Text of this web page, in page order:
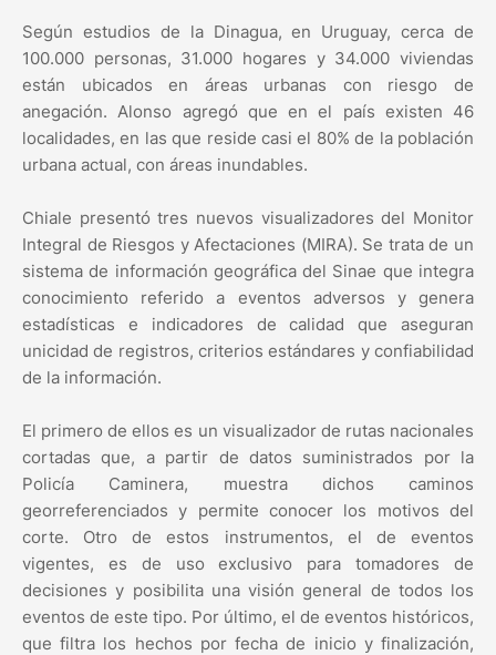
Según estudios de la Dinagua, en Uruguay, cerca de
100.000 personas, 31.000 hogares y 34.000 viviendas
están ubicados en áreas urbanas con riesgo de
anegación. Alonso agregó que en el país existen 46
localidades, en las que reside casi el 80% de la población
urbana actual, con áreas inundables.
Chiale presentó tres nuevos visualizadores del Monitor
Integral de Riesgos y Afectaciones (MIRA). Se trata de un
sistema de información geográfica del Sinae que integra
conocimiento referido a eventos adversos y genera
estadísticas e indicadores de calidad que aseguran
unicidad de registros, criterios estándares y confiabilidad
de la información.
El primero de ellos es un visualizador de rutas nacionales
cortadas que, a partir de datos suministrados por la
Policía Caminera, muestra dichos caminos
georreferenciados y permite conocer los motivos del
corte. Otro de estos instrumentos, el de eventos
vigentes, es de uso exclusivo para tomadores de
decisiones y posibilita una visión general de todos los
eventos de este tipo. Por último, el de eventos históricos,
que filtra los hechos por fecha de inicio y finalización,